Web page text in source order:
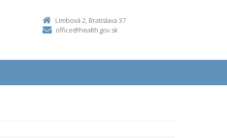
Limbová 2, Bratislava 37
office@health.gov.sk